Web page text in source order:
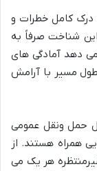
درک کامل خطرات و
شناخت صرفاً به
دهد آمادگی های
طول مسیر با آرامش
حمل ونقل عمومی
همراه هستند. از
هر یک می